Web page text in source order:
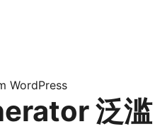
WordPress
泛滥